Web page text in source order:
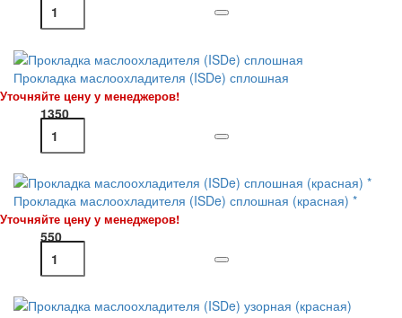
Прокладка маслоохладителя (ISDe) сплошная
Уточняйте цену у менеджеров!
1350
Прокладка маслоохладителя (ISDe) сплошная (красная) *
Уточняйте цену у менеджеров!
550